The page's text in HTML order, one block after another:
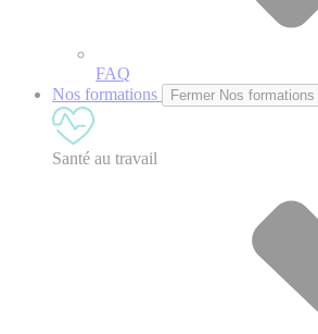
FAQ
Nos formations
Fermer Nos formations
Santé au travail